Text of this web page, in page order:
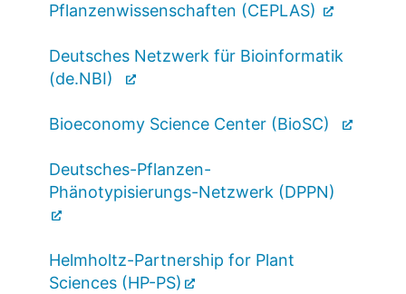
Pflanzenwissenschaften (CEPLAS)
Deutsches Netzwerk für Bioinformatik
(de.NBI)
Bioeconomy Science Center (BioSC)
Deutsches-Pflanzen-
Phänotypisierungs-Netzwerk (DPPN)
Helmholtz-Partnership for Plant
Sciences (HP-PS)